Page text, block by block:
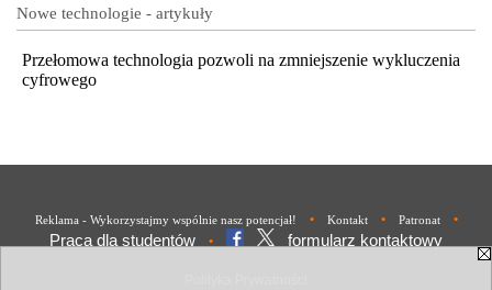
Nowe technologie - artykuły
Przełomowa technologia pozwoli na zmniejszenie wykluczenia
cyfrowego
Reklama - Wykorzystajmy wspólnie nasz potencjał! • Kontakt • Patronat •
Praca dla studentów • formularz kontaktowy